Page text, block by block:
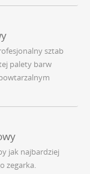
sztab
palety barw
jak najbardziej
zegarka.